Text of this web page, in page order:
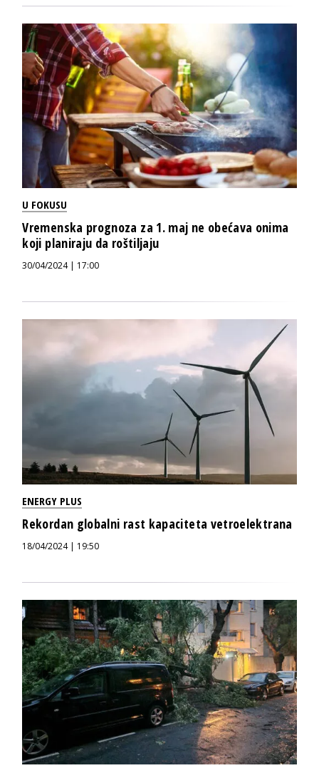
U FOKUSU
Vremenska prognoza za 1. maj ne obećava onima
koji planiraju da roštiljaju
30/04/2024 | 17:00
ENERGY PLUS
Rekordan globalni rast kapaciteta vetroelektrana
18/04/2024 | 19:50